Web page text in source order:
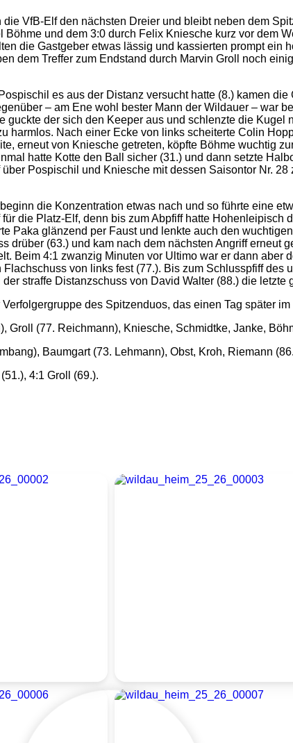
VfB-Elf den nächsten Dreier und bleibt neben dem
und dem 3:0 durch Felix Kniesche kurz vor dem
die Gastgeber etwas lässig und kassierten prompt ein
dem Treffer zum Endstand durch Marvin Groll noch
es aus der Distanz versucht hatte (8.) kamen
– am Ene wohl bester Mann der Wildauer – war
der sich den Keeper aus und schlenzte die Kugel
harmlos. Nach einer Ecke von links scheiterte Colin
erneut von Kniesche getreten, köpfte Böhme wuchtig
hatte Kotte den Ball sicher (31.) und dann setzte
Pospischil und Kniesche mit dessen Saisontor Nr.
die Konzentration etwas nach und so führte eine
die Platz-Elf, denn bis zum Abpfiff hatte Hohenleipisch
Paka glänzend per Faust und lenkte auch den
drüber (63.) und kam nach dem nächsten Angriff
Beim 4:1 zwanzig Minuten vor Ultimo war er dann aber
von links fest (77.). Bis zum Schlusspfiff
straffe Distanzschuss von David Walter (88.) die letzte
des Spitzenduos, das einen Tag später
Groll (77. Reichmann), Kniesche, Schmidtke, Janke,
Baumgart (73. Lehmann), Obst, Kroh, Riemann
4:1 Groll (69.).